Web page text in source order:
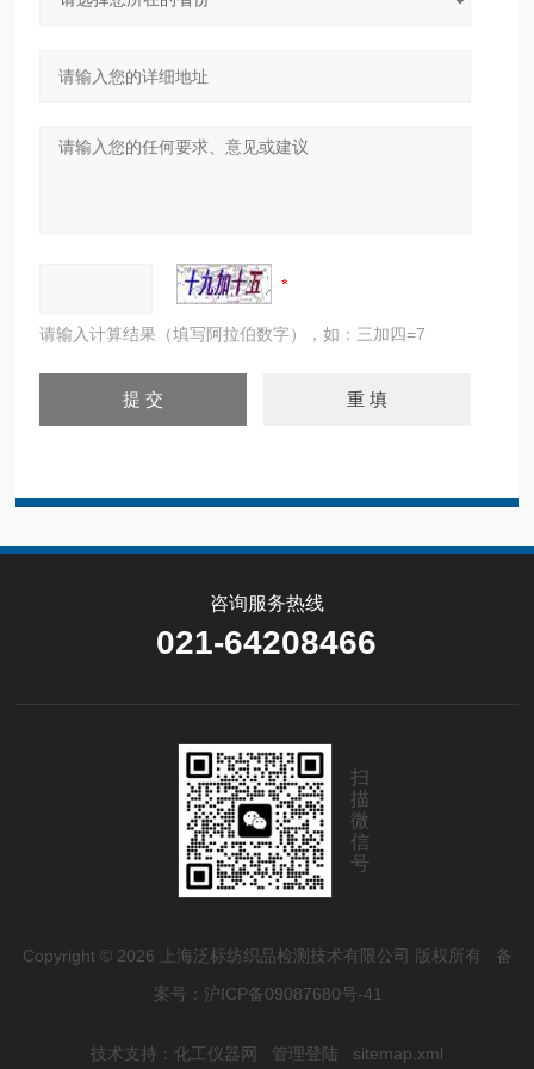
请输入计算结果（填写阿拉伯数字），如：三加四=7
咨询服务热线
021-64208466
扫
描
微
信
号
Copyright © 2026 上海泛标纺织品检测技术有限公司 版权所有 备
案号：沪ICP备09087680号-41
技术支持： 化工仪器网 管理登陆 sitemap.xml